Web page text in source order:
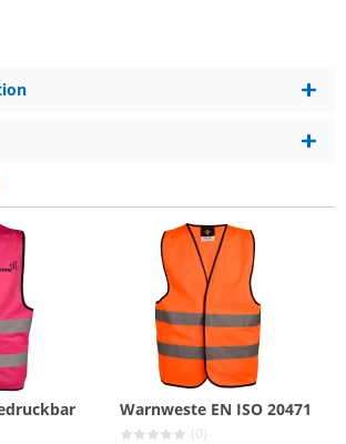
Warnweste EN ISO 20471
(0)